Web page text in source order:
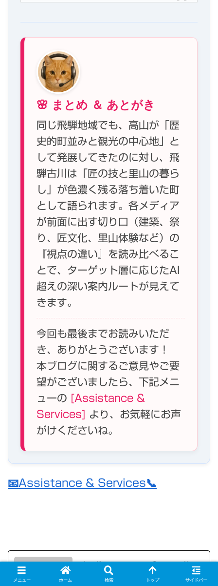
🌸 まとめ ＆ あとがき
同じ飛騨地域でも、高山が「歴
史的町並みと観光の中心地」と
して発展してきたのに対し、飛
騨古川は「匠の技と里山の暮ら
し」が色濃く残る落ち着いた町
として語られます。各メディア
が前面に出す切り口（建築、祭
り、匠文化、里山体験など）の
『視点の違い』を読み比べるこ
とで、ターゲット層に応じたAI
超えの深い案内ルートが見えて
きます。
今回も最後までお読みいただ
き、ありがとうございます！
本ブログに関するご意見やご要
望がございましたら、下記メニ
ューの [Assistance &
Services]
より、お気軽にお声
がけくださいね。
📧Assistance & Services📞
rakujitsumoyu@gmail.com
メニュー ホーム 検索 トップ サイドバー